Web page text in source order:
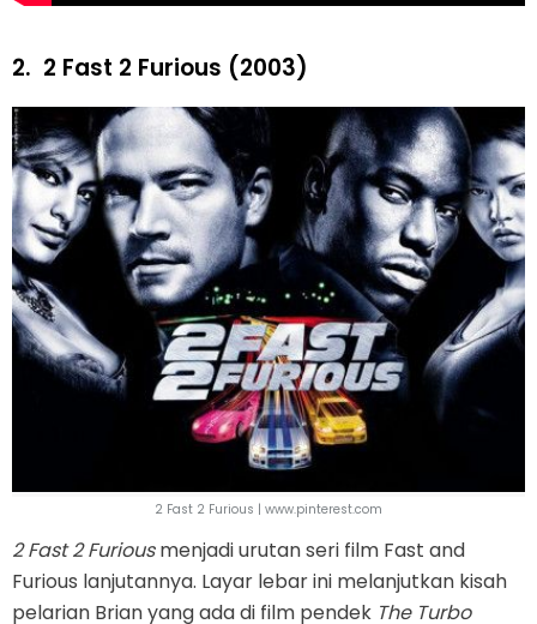
2. 2 Fast 2 Furious (2003)
2 Fast 2 Furious | www.pinterest.com
2 Fast 2 Furiousmenjadi urutan seri film Fast and
Furious lanjutannya. Layar lebar ini melanjutkan kisah
pelarian Brian yang ada di film pendek The Turbo